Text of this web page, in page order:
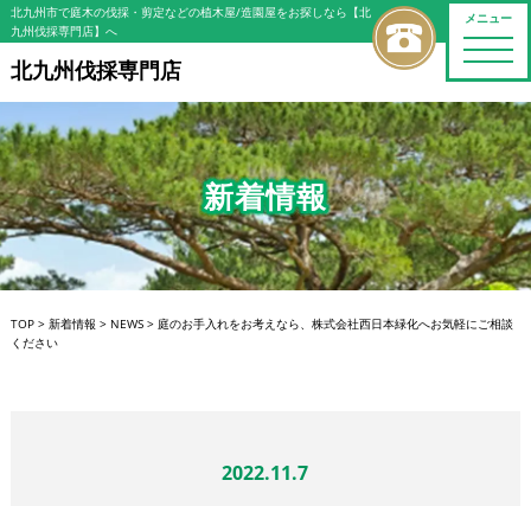
メニュー
toggle
北九州市で庭木の伐採・剪定などの植木屋/造園屋をお探しなら【北
九州伐採専門店】へ
北九州伐採専門店
新着情報
TOP> 新着情報 > NEWS> 庭のお手入れをお考えなら、株式会社西日本緑化へお気軽にご相談
ください
2022.11.7